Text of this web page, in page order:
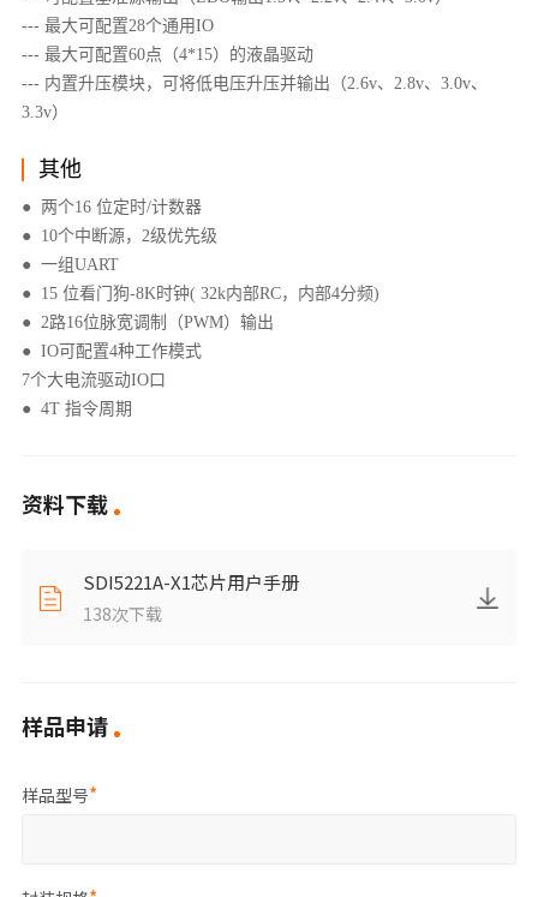
--- 最大可配置28个通用IO
--- 最大可配置60点（4*15）的液晶驱动
--- 内置升压模块，可将低电压升压并输出（2.6v、2.8v、3.0v、
3.3v）
其他
● 两个16 位定时/计数器
● 10个中断源，2级优先级
● 一组UART
● 15 位看门狗-8K时钟( 32k内部RC，内部4分频)
● 2路16位脉宽调制（PWM）输出
● IO可配置4种工作模式
7个大电流驱动IO口
● 4T 指令周期
资料下载
SDI5221A-X1芯片用户手册
138次下载
样品申请
样品型号